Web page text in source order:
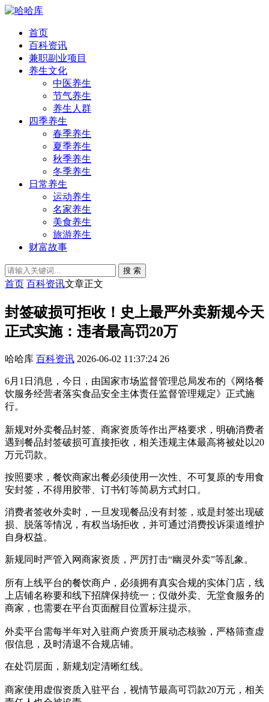
首页
百科资讯
兼职副业项目
养生文化
中医养生
节气养生
养生人群
四季养生
春季养生
夏季养生
秋季养生
冬季养生
日常养生
运动养生
名家养生
美食养生
旅游养生
财富故事
搜 索
首页 百科资讯文章正文
封签破损可拒收！史上最严外卖新规今天
正式实施：违者最高罚20万
哈哈库 百科资讯 2026-06-02 11:37:24 26
6月1日消息，今日，由国家市场监督管理总局发布的《网络餐
饮服务经营者落实食品安全主体责任监督管理规定》正式施
行。
新规对外卖餐品封签、商家资质等作出严格要求，明确消费者
遇到餐品封签破损可直接拒收，相关违规主体最高将被处以20
万元罚款。
按照要求，餐饮商家出餐必须使用一次性、不可复原的专用食
安封签，不得用胶带、订书钉等简易方式封口。
消费者签收外卖时，一旦发现餐品没有封签，或是封签出现破
损、脱落等情况，有权当场拒收，并可通过消费投诉渠道维护
自身权益。
新规同时严管入网商家资质，严厉打击“幽灵外卖”等乱象。
所有上线平台的餐饮商户，必须拥有真实合规的实体门店，线
上店铺名称要和线下招牌保持统一；仅做外卖、无堂食服务的
商家，也需要在平台页面醒目位置标注提示。
外卖平台需每半年对入驻商户资质开展动态核验，严格筛查虚
假信息，及时清退不合规店铺。
在处罚层面，新规划定清晰红线。
商家使用虚假资质入驻平台，视情节最高可罚款20万元，相关